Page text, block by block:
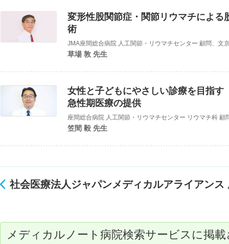
変形性股関節症・関節リウマチによ
術
JMA座間総合病院 人工関節・リウマチセンター 顧問、文
草場 敦 先生
女性と子どもにやさしい診療を目指
急性期医療の提供
座間総合病院 人工関節・リウマチセンター リウマチ科
笠間 毅 先生
社会医療法人ジャパンメディカルアライアンス
メディカルノート病院検索サービスに掲